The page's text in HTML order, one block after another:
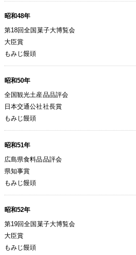
昭和48年
第18回全国菓子大博覧会
大臣賞
もみじ饅頭
昭和50年
全国観光土産品品評会
日本交通公社社長賞
もみじ饅頭
昭和51年
広島県食料品品評会
県知事賞
もみじ饅頭
昭和52年
第19回全国菓子大博覧会
大臣賞
もみじ饅頭